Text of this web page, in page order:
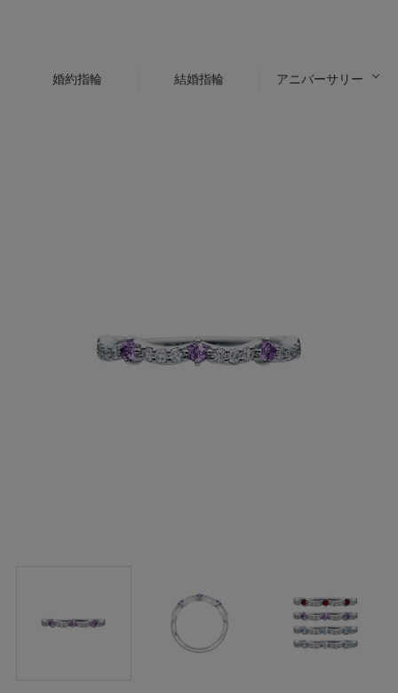
婚約指輪 結婚指輪 アニバーサリー